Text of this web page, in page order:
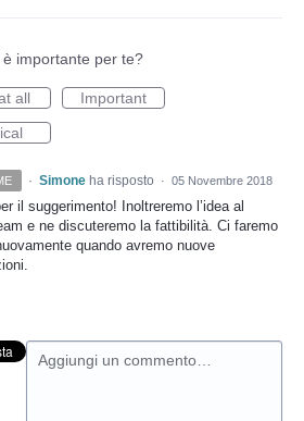
importante per te?
all
Important
· Simone ha risposto · 05 Novembre 2018
il suggerimento! Inoltreremo l’idea al
e ne discuteremo la fattibilità. Ci faremo
quando avremo nuove
Aggiungi un commento…